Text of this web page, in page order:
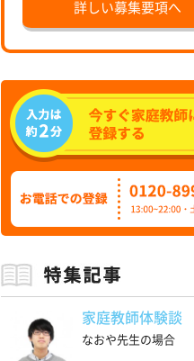
詳しい募集要項へ
家庭教師体験談
なおや先生の場合